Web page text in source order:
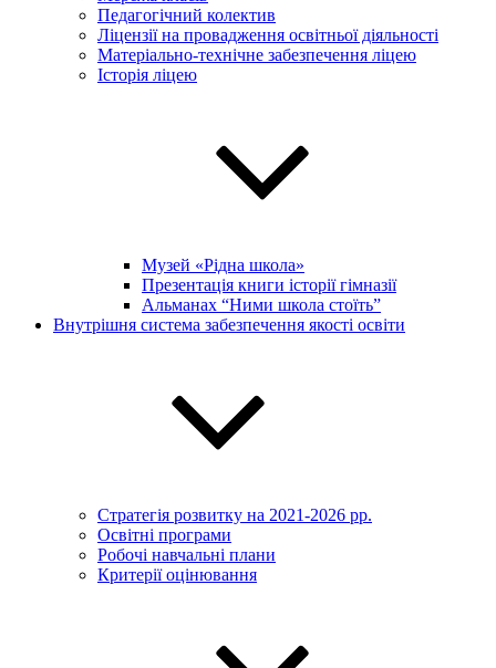
Педагогічний колектив
Ліцензії на провадження освітньої діяльності
Матеріально-технічне забезпечення ліцею
Історія ліцею
Музей «Рідна школа»
Презентація книги історії гімназії
Альманах “Ними школа стоїть”
Внутрішня система забезпечення якості освіти
Стратегія розвитку на 2021-2026 рр.
Освітні програми
Робочі навчальні плани
Критерії оцінювання